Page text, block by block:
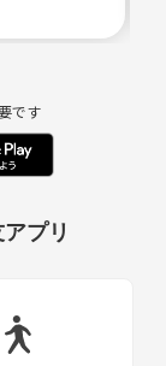
です
プリ